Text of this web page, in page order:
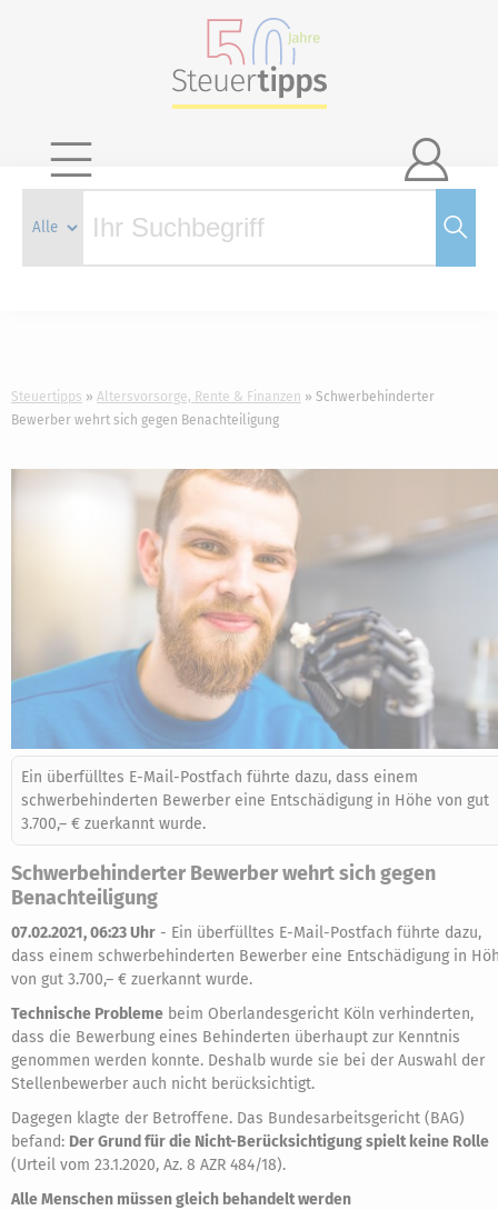

Steuertipps Altersvorsorge, Rente & Finanzen
Schwerbehinderter
Bewerber wehrt sich gegen Benachteiligung
Ein überfülltes E-Mail-Postfach führte dazu, dass einem
schwerbehinderten Bewerber eine Entschädigung in Höhe von gut
3.700,– € zuerkannt wurde.
Schwerbehinderter Bewerber wehrt sich gegen
Benachteiligung
07.02.2021, 06:23 Uhr - Ein überfülltes E-Mail-Postfach führte dazu,
dass einem schwerbehinderten Bewerber eine Entschädigung in
von gut 3.700,– € zuerkannt wurde.
Technische Probleme beim Oberlandesgericht Köln verhinderten,
dass die Bewerbung eines Behinderten überhaupt zur Kenntnis
genommen werden konnte. Deshalb wurde sie bei der Auswahl der
Stellenbewerber auch nicht berücksichtigt.
Dagegen klagte der Betroffene. Das Bundesarbeitsgericht (BAG)
befand: Der Grund für die Nicht-Berücksichtigung spielt keine Rolle
(Urteil vom 23.1.2020, Az. 8 AZR 484/18).
Alle Menschen müssen gleich behandelt werden